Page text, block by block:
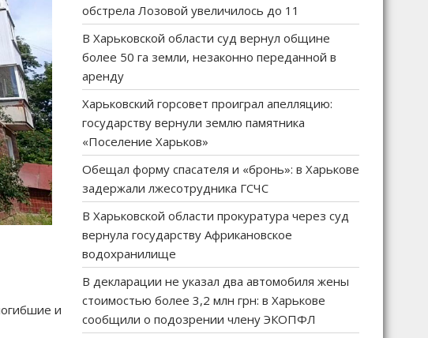
и
обстрела Лозовой увеличилось до 11
В Харьковской области суд вернул общине
более 50 га земли, незаконно переданной в
аренду
Харьковский горсовет проиграл апелляцию:
государству вернули землю памятника
«Поселение Харьков»
Обещал форму спасателя и «бронь»: в Харькове
задержали лжесотрудника ГСЧС
В Харьковской области прокуратура через суд
вернула государству Африкановское
водохранилище
В декларации не указал два автомобиля жены
стоимостью более 3,2 млн грн: в Харькове
сообщили о подозрении члену ЭКОПФЛ